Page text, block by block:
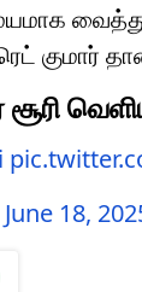
குமார்
சூரி
June 18,